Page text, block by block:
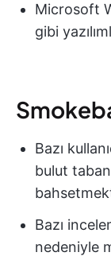
Microsoft
gibi
Bazı
bulut
Bazı
nedeniyle